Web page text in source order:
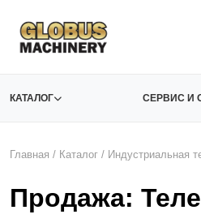
КАТАЛОГ СЕРВИС И
Главная / Каталог / Индустриальная
Продажа: